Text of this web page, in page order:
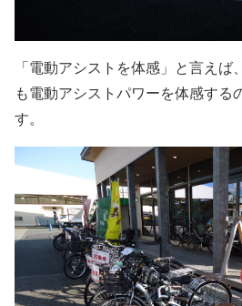
「電動アシストを体感」と言えば
も電動アシストパワーを体感する
す。